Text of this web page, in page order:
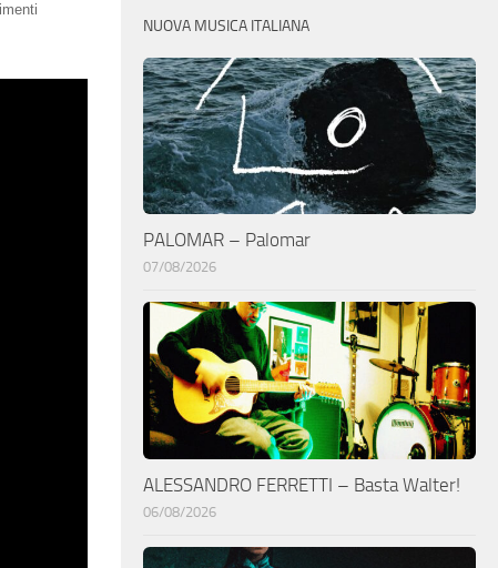
NUOVA MUSICA ITALIANA
PALOMAR – Palomar
07/08/2026
ALESSANDRO FERRETTI – Basta Walter!
06/08/2026